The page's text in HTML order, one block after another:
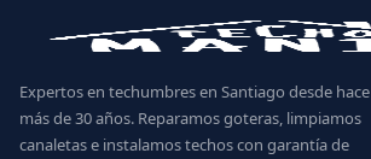
Expertos en techumbres en Santiago desde hace
más de 30 años. Reparamos goteras, limpiamos
canaletas e instalamos techos con garantía de